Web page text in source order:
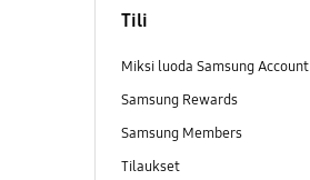
Tili
Miksi luoda Samsung Account
Samsung Rewards
Samsung Members
Tilaukset